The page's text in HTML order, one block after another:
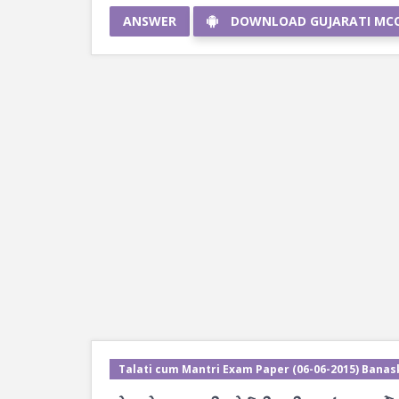
ANSWER DOWNLOAD GUJARATI
Talati cum Mantri Exam Paper (06-06-2015)